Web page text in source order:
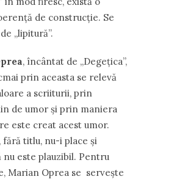
de construcţie. Se
,,lipitură”.
, încântat de ,,Degeţica”,
prin aceasta se relevă
a scriiturii, prin
de umor şi prin maniera
este creat acest umor.
fără titlu, nu-i place şi
nu este plauzibil. Pentru
Marian Oprea se serveşte